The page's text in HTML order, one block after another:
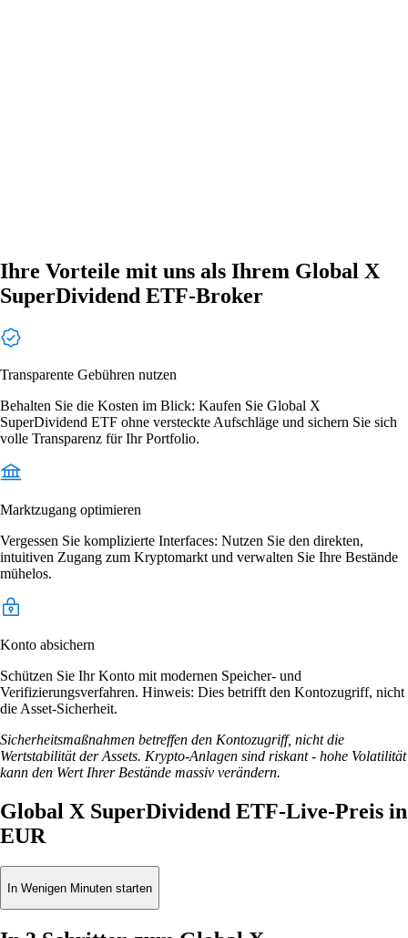
Ihre Vorteile mit uns als Ihrem Global X
SuperDividend ETF-Broker
Transparente Gebühren nutzen
Behalten Sie die Kosten im Blick: Kaufen Sie Global X
SuperDividend ETF ohne versteckte Aufschläge und sichern Sie sich
volle Transparenz für Ihr Portfolio.
Marktzugang optimieren
Vergessen Sie komplizierte Interfaces: Nutzen Sie den direkten,
intuitiven Zugang zum Kryptomarkt und verwalten Sie Ihre Bestände
mühelos.
Konto absichern
Schützen Sie Ihr Konto mit modernen Speicher- und
Verifizierungsverfahren. Hinweis: Dies betrifft den Kontozugriff, nicht
die Asset-Sicherheit.
Sicherheitsmaßnahmen betreffen den Kontozugriff, nicht die
Wertstabilität der Assets. Krypto-Anlagen sind riskant - hohe Volatilität
kann den Wert Ihrer Bestände massiv verändern.
Global X SuperDividend ETF-Live-Preis in
EUR
In Wenigen Minuten starten